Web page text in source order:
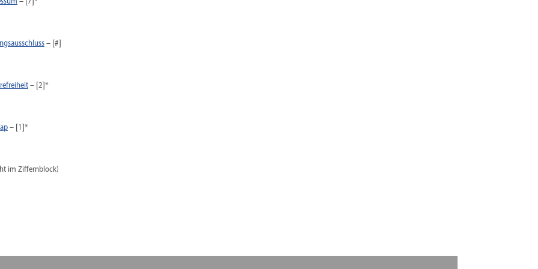
– [#]
– [2]*
– [1]*
im Ziffernblock)